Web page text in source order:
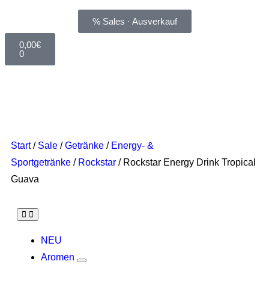
% Sales · Ausverkauf
0,00€
0
Start/ Sale /Getränke / Energy- &
Sportgetränke / Rockstar / Rockstar Energy Drink Tropical
Guava
NEU
Aromen